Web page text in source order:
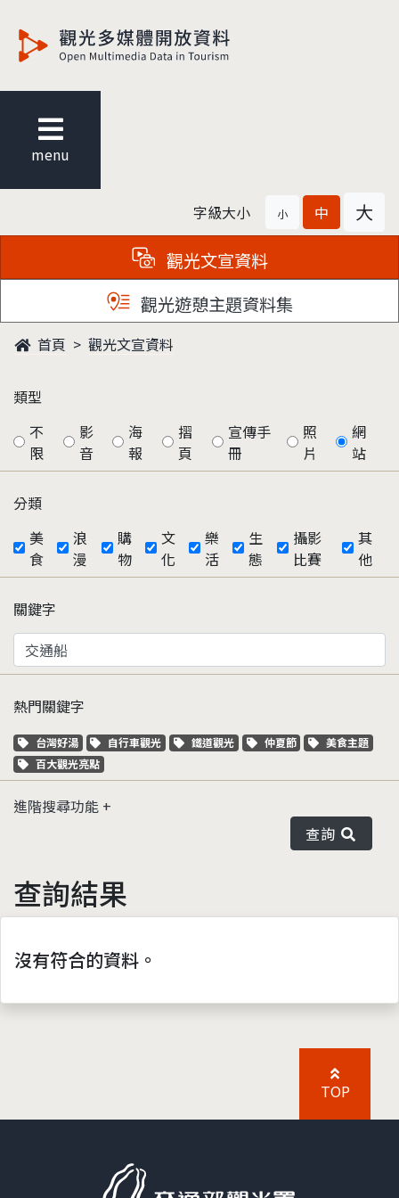
menu
字級大小 小 中 大
觀光文宣資料
觀光遊憩主題資料集
首頁 觀光文宣資料
類型
不
限
影
音
海
報
摺
頁
宣傳手
冊
照
片
網
站
分類
美
食
浪
漫
購
物
文
化
樂
活
生
態
攝影
比賽
其
他
關鍵字
熱門關鍵字
關鍵字標籤
台灣好湯 關鍵字標籤
自行車觀光 關鍵字標籤
鐵道觀光 關鍵字標籤
仲夏節 關鍵字標籤
美食主題
關鍵字標籤
百大觀光亮點
進階搜尋功能
查詢
查詢結果
沒有符合的資料。
TOP